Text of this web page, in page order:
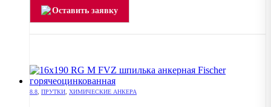
Оставить заявку
8.8 ПРУТКИ ХИМИЧЕСКИЕ АНКЕРА